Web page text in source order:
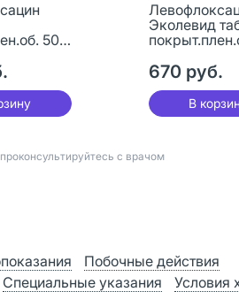
500
Эколевид
670 руб.
В
с врачом
Побочные действия
Специальные указания
Условия